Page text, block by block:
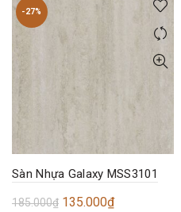
135.000₫.
-27%
Sàn Nhựa Galaxy MSS3101
185.000₫ Giá
135.000₫Giá